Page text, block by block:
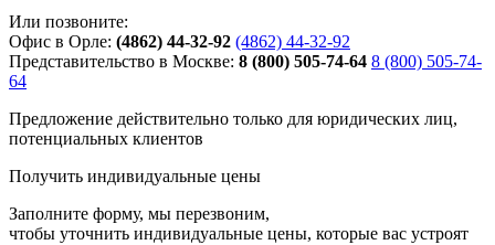
Или позвоните:
Офис в Орле: (4862) 44-32-92 (4862) 44-32-92
Представительство в Москве: 8 (800) 505-74-64 8 (800) 505-74-
64
Предложение действительно только для юридических лиц,
потенциальных клиентов
Получить индивидуальные цены
Заполните форму, мы перезвоним,
чтобы уточнить индивидуальные цены, которые вас устроят